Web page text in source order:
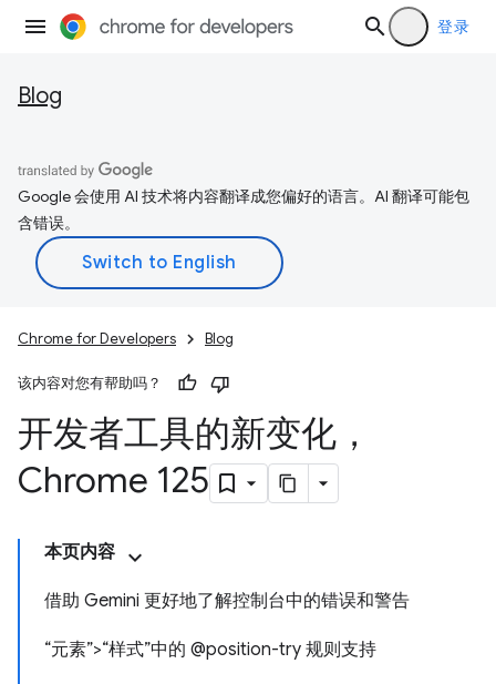
登录
Blog
Google 会使用 AI 技术将内容翻译成您偏好的语言。AI 翻译可能包
含错误。
Chrome for Developers Blog
该内容对您有帮助吗？
开发者工具的新变化，
Chrome 125
本页内容
借助 Gemini 更好地了解控制台中的错误和警告
“元素”>“样式”中的 @position-try 规则支持